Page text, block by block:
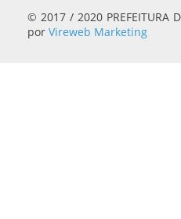
© 2017 / 2020 PREFEITURA
por Vireweb Marketing